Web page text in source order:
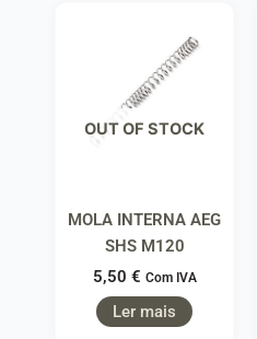
OUT OF STOCK
MOLA INTERNA AEG
SHS M120
5,50 € Com IVA
Ler mais